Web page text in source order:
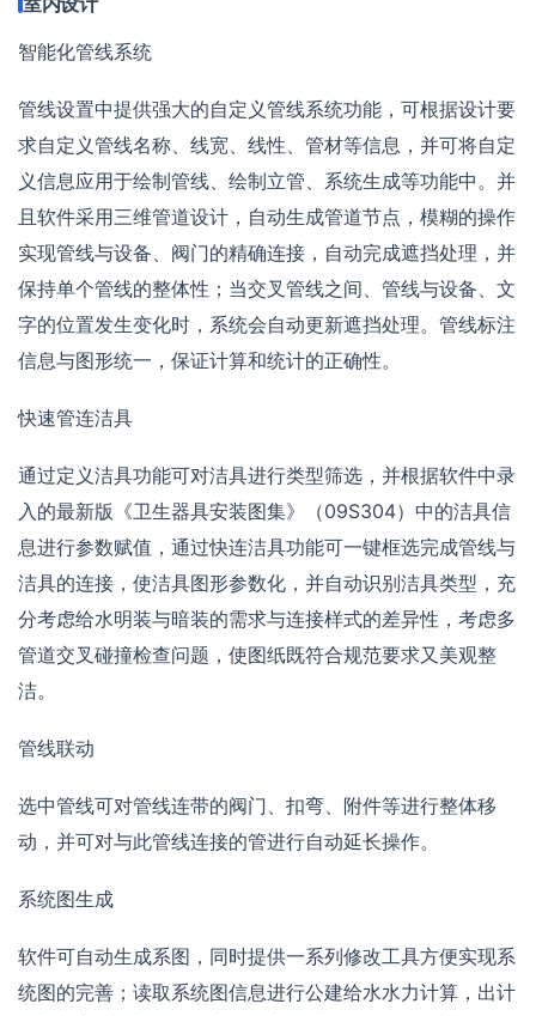
智能化管线系统
管线设置中提供强大的自定义管线系统功能，可根据设计要
求自定义管线名称、线宽、线性、管材等信息，并可将自定
义信息应用于绘制管线、绘制立管、系统生成等功能中。并
且软件采用三维管道设计，自动生成管道节点，模糊的操作
实现管线与设备、阀门的精确连接，自动完成遮挡处理，并
保持单个管线的整体性；当交叉管线之间、管线与设备、文
字的位置发生变化时，系统会自动更新遮挡处理。管线标注
信息与图形统一，保证计算和统计的正确性。
快速管连洁具
通过定义洁具功能可对洁具进行类型筛选，并根据软件中录
入的最新版《卫生器具安装图集》（09S304）中的洁具信
息进行参数赋值，通过快连洁具功能可一键框选完成管线与
洁具的连接，使洁具图形参数化，并自动识别洁具类型，充
分考虑给水明装与暗装的需求与连接样式的差异性，考虑多
管道交叉碰撞检查问题，使图纸既符合规范要求又美观整
洁。
管线联动
选中管线可对管线连带的阀门、扣弯、附件等进行整体移
动，并可对与此管线连接的管进行自动延长操作。
系统图生成
软件可自动生成系图，同时提供一系列修改工具方便实现系
统图的完善；读取系统图信息进行公建给水水力计算，出计